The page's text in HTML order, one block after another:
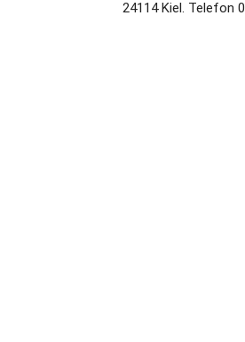
24114 Kiel. Telefon